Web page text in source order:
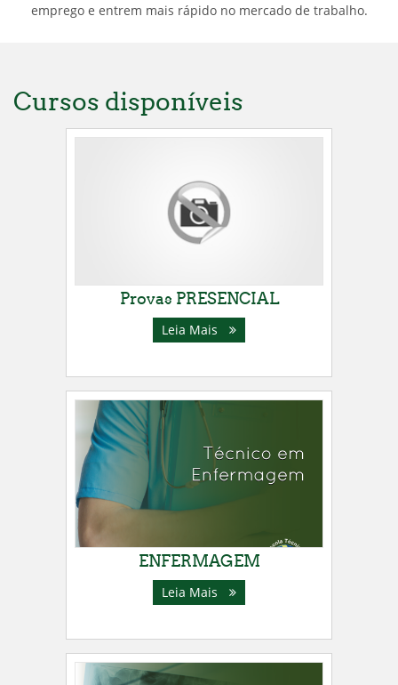
emprego e entrem mais rápido no mercado de trabalho.
Cursos disponíveis
Provas PRESENCIAL
Leia Mais
ENFERMAGEM
Leia Mais